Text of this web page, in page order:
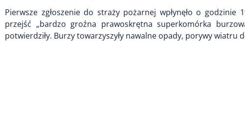
Pierwsze zgłoszenie do straży pożarnej wpłynęło o
przejść „bardzo groźna prawoskrętna superkomórka
potwierdziły. Burzy towarzyszyły nawalne opady, porywy wiatru